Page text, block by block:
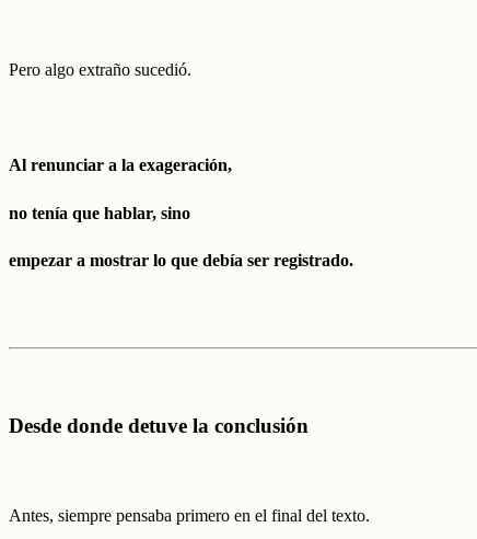
Pero algo extraño sucedió.
Al renunciar a la exageración,
no tenía que hablar, sino
empezar a mostrar lo que debía ser registrado.
Desde donde detuve la conclusión
Antes, siempre pensaba primero en el final del texto.